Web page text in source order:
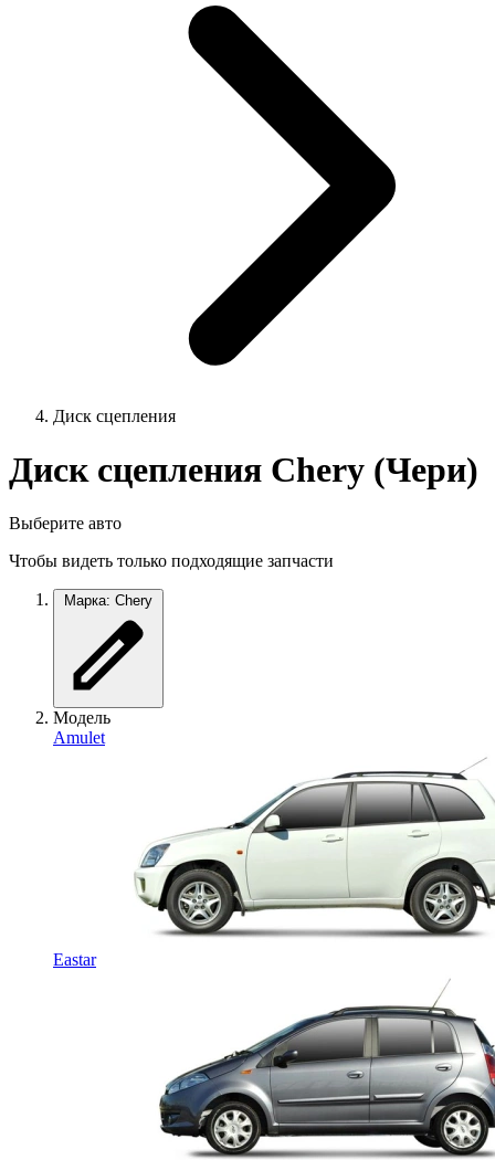
Диск сцепления
Диск сцепления Chery (Чери)
Выберите авто
Чтобы видеть только подходящие запчасти
Марка: Chery
Модель
Amulet
Eastar